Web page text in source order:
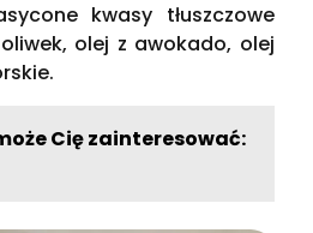
kwasy tłuszczowe
olej z awokado, olej
Cię zainteresować: